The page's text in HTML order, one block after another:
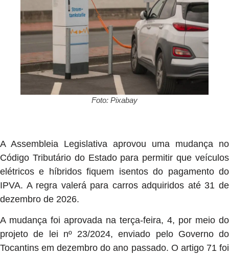
Foto: Pixabay
A Assembleia Legislativa aprovou uma mudança no
Código Tributário do Estado para permitir que veículos
elétricos e híbridos fiquem isentos do pagamento do
IPVA. A regra valerá para carros adquiridos até 31 de
dezembro de 2026.
A mudança foi aprovada na terça-feira, 4, por meio do
projeto de lei nº 23/2024, enviado pelo Governo do
Tocantins em dezembro do ano passado. O artigo 71 foi